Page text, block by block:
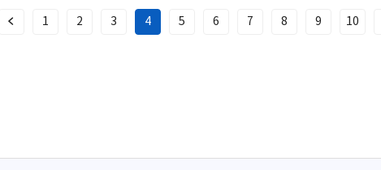
이
1 2 3 4 5 6 7 8 9 10